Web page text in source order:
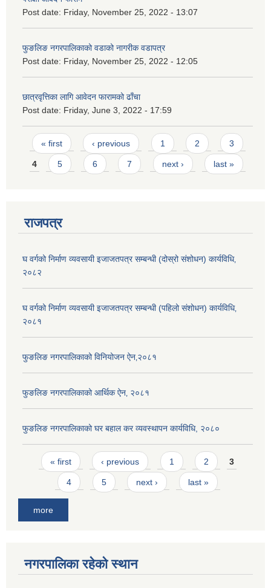
Post date: Friday, November 25, 2022 - 13:07
फुङलिङ नगरपालिकाको वडाको नागरीक वडापत्र
Post date: Friday, November 25, 2022 - 12:05
छात्रवृत्तिका लागि आवेदन फारामको ढाँचा
Post date: Friday, June 3, 2022 - 17:59
Pages
« first ‹ previous 1 2 3
4 5 6 7 next › last »
राजपत्र
घ वर्गको निर्माण व्यवसायी इजाजतपत्र सम्बन्धी (दोस्रो संशोधन) कार्यविधि‚
२०८२
घ वर्गको निर्माण व्यवसायी इजाजतपत्र सम्बन्धी (पहिलो संशोधन) कार्यविधि‚
२०८१
फुङलिङ नगरपालिकाको विनियोजन ऐन‚२०८१
फुङलिङ नगरपालिकाको आर्थिक ऐन‚ २०८१
फुङलिङ नगरपालिकाको घर बहाल कर व्यवस्थापन कार्यविधि, २०८०
Pages
« first ‹ previous 1 2 3
4 5 next › last »
more
नगरपालिका रहेको स्थान